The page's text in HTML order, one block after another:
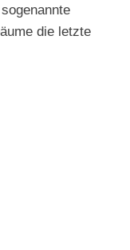
die letzte